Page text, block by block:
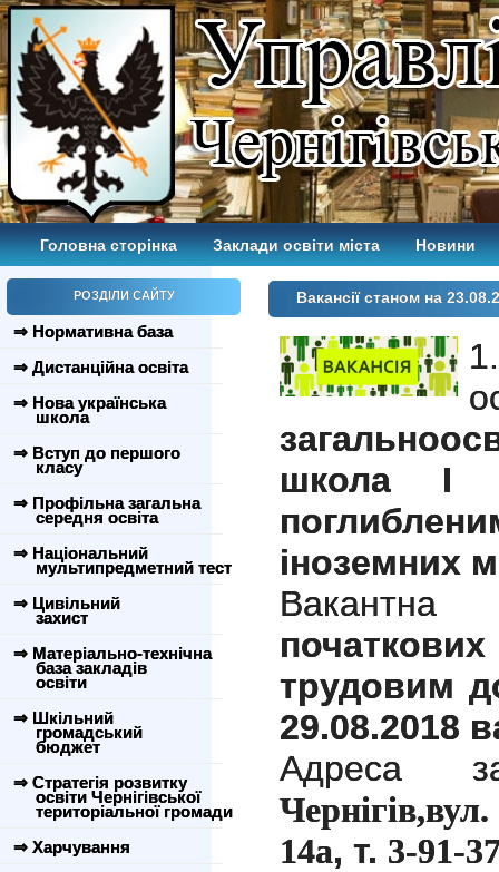
Головна сторінка Заклади освіти міста Новини
РОЗДІЛИ САЙТУ
⇒ Нормативна база
⇒ Дистанційна освіта
⇒ Нова українська
школа
⇒ Вступ до першого
класу
⇒ Профільна загальна
середня освіта
⇒ Національний
мультипредметний тест
⇒ Цивільний
захист
⇒ Матеріально-технічна
база закладів
освіти
⇒ Шкільний
громадський
бюджет
⇒ Стратегія розвитку
освіти Чернігівської
територіальної громади
⇒ Харчування
Вакансії станом на
школа
іноземних
трудовим
29.08.2018
Адреса
14а, т. 3-91-